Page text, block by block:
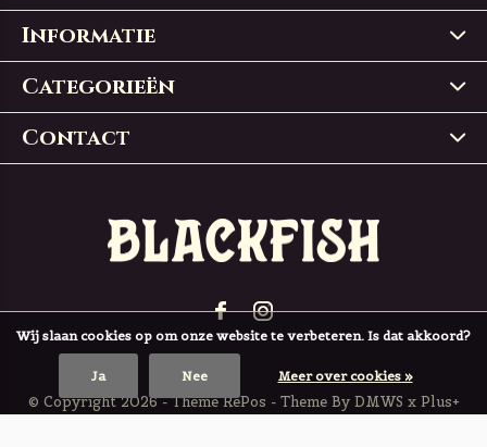
Informatie
Categorieën
Contact
© Copyright2026- Theme RePos - Theme By DMWS x Plus+
Wij slaan cookies op om onze website te verbeteren. Is dat akkoord?
Ja Nee Meer over cookies »